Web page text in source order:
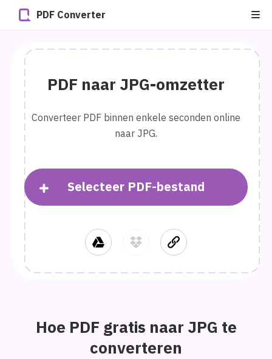
PDF Converter
PDF naar JPG-omzetter
Converteer PDF binnen enkele seconden online
naar JPG.
Selecteer PDF-bestand
Hoe PDF gratis naar JPG te
converteren